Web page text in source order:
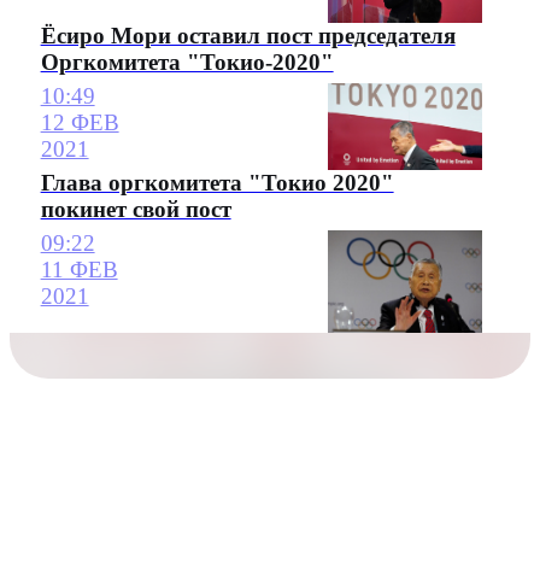
Ёсиро Мори оставил пост председателя
Оргкомитета "Токио-2020"
10:49
12 ФЕВ
2021
Глава оргкомитета "Токио 2020"
покинет свой пост
09:22
11 ФЕВ
2021